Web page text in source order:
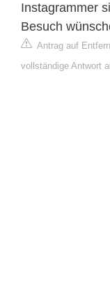
Instagrammer
Besuch
Antrag auf
vollständige Antwort